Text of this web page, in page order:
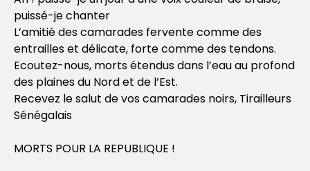
puissé-je chanter
L’amitié des camarades fervente comme des
entrailles et délicate, forte comme des tendons.
Ecoutez-nous, morts étendus dans l’eau au profond
des plaines du Nord et de l’Est.
Recevez le salut de vos camarades noirs, Tirailleurs
Sénégalais
MORTS POUR LA REPUBLIQUE !